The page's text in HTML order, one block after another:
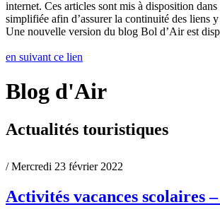
internet. Ces articles sont mis à disposition dans
simplifiée afin d’assurer la continuité des liens
Une nouvelle version du blog Bol d’Air est
en suivant ce lien
Blog d'Air
Actualités touristiques
/ Mercredi 23 février 2022
Activités vacances scolaires